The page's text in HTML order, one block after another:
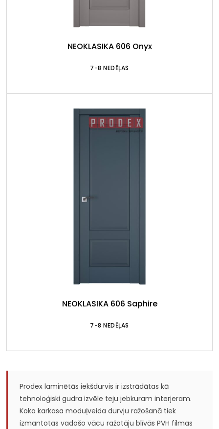
NEOKLASIKA 606 Onyx
7-8 NEDĒĻAS
NEOKLASIKA 606 Saphire
7-8 NEDĒĻAS
Prodex laminētās iekšdurvis ir izstrādātas kā
tehnoloģiski gudra izvēle teju jebkuram interjeram.
Koka karkasa moduļveida durvju ražošanā tiek
izmantotas vadošo vācu ražotāju blīvās PVH filmas